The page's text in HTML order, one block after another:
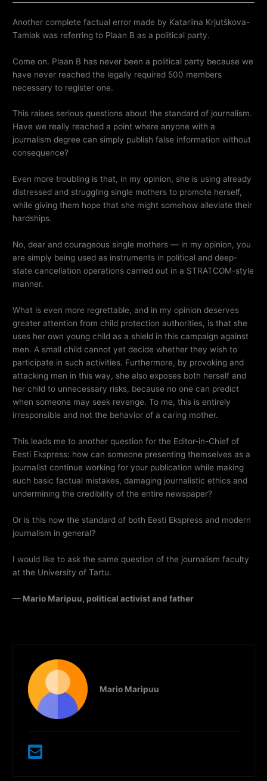
Another complete factual error made by Katariina Krjutškova-
Tamlak was referring to Plaan B as a political party.
Come on. Plaan B has never been a political party because we
have never reached the legally required 500 members
necessary to register one.
This raises serious questions about the standard of journalism.
Have we really reached a point where anyone with a
journalism degree can simply publish false information without
consequence?
Even more troubling is that, in my opinion, she is using already
distressed and struggling single mothers to promote herself,
while giving them hope that she might somehow alleviate their
hardships.
No, dear and courageous single mothers — in my opinion, you
are simply being used as instruments in political and deep-
state cancellation operations carried out in a STRATCOM-style
manner.
What is even more regrettable, and in my opinion deserves
greater attention from child protection authorities, is that she
uses her own young child as a shield in this campaign against
men. A small child cannot yet decide whether they wish to
participate in such activities. Furthermore, by provoking and
attacking men in this way, she also exposes both herself and
her child to unnecessary risks, because no one can predict
when someone may seek revenge. To me, this is entirely
irresponsible and not the behavior of a caring mother.
This leads me to another question for the Editor-in-Chief of
Eesti Ekspress: how can someone presenting themselves as a
journalist continue working for your publication while making
such basic factual mistakes, damaging journalistic ethics and
undermining the credibility of the entire newspaper?
Or is this now the standard of both Eesti Ekspress and modern
journalism in general?
I would like to ask the same question of the journalism faculty
at the University of Tartu.
— Mario Maripuu, political activist and father
Mario Maripuu